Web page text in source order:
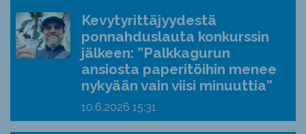
Kevytyrittäjyydestä
ponnahduslauta konkurssin
jälkeen: ”Palkkagurun
ansiosta paperitöihin menee
nykyään vain viisi minuuttia”
10.6.2026 15:31